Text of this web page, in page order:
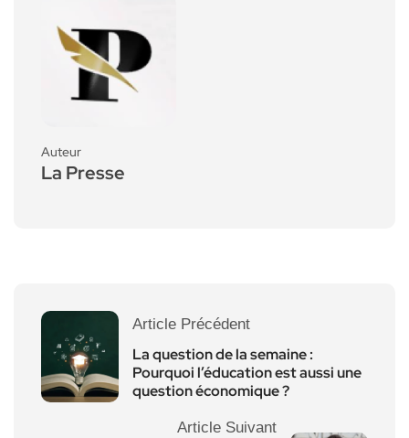
Auteur
La Presse
Article Précédent
La question de la semaine :
Pourquoi l’éducation est aussi une
question économique ?
Article Suivant